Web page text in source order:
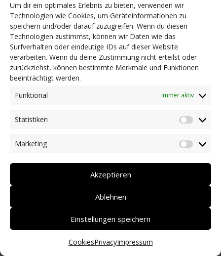
Um dir ein optimales Erlebnis zu bieten, verwenden wir
Technologien wie Cookies, um Geräteinformationen zu
speichern und/oder darauf zuzugreifen. Wenn du diesen
Technologien zustimmst, können wir Daten wie das
Surfverhalten oder eindeutige IDs auf dieser Website
verarbeiten. Wenn du deine Zustimmung nicht erteilst oder
zurückziehst, können bestimmte Merkmale und Funktionen
beeinträchtigt werden.
Funktional
Immer aktiv
Statistiken
Marketing
Akzeptieren
Ablehnen
Einstellungen speichern
CookiesPrivacyImpressum
Mitglied werden
ACADEMY
VIDEOTHEK
NEWS
Dringlichkeitsmaßnahmen und aktuelle Informationen
Coronakrise: Hilfsangebote unserer Mitglieder
Initiativen unserer Mitglieder/Partner
DEUTSCH